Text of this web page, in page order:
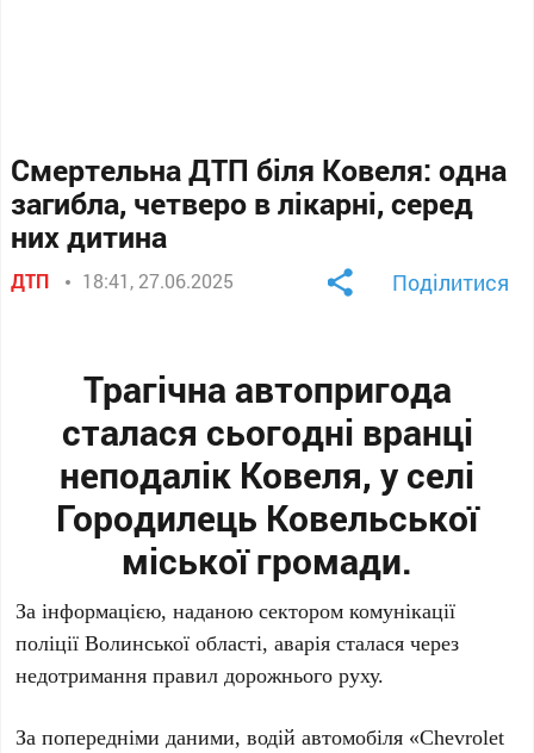
Смертельна ДТП біля Ковеля: одна
загибла, четверо в лікарні, серед
них дитина
ДТП 18:41, 27.06.2025 Поділитися
Трагічна автопригода
сталася сьогодні вранці
неподалік Ковеля, у селі
Городилець Ковельської
міської громади.
За інформацією, наданою сектором комунікації
поліції Волинської області, аварія сталася через
недотримання правил дорожнього руху.
За попередніми даними, водій автомобіля «Chevrolet